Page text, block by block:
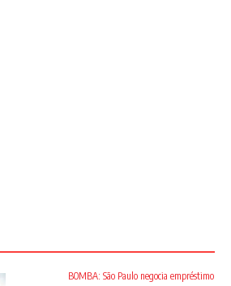
BOMBA: São Paulo negocia empréstimo